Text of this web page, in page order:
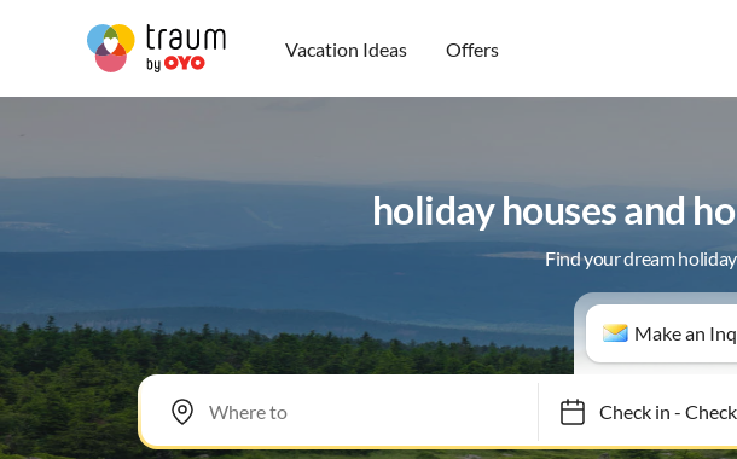
Vacation Ideas Offers
holiday houses and
Find your dream
Make an
Check in- Check